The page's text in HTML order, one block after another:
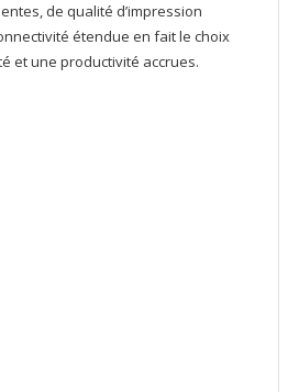
de qualité d’impression
étendue en fait le choix
et une productivité accrues.